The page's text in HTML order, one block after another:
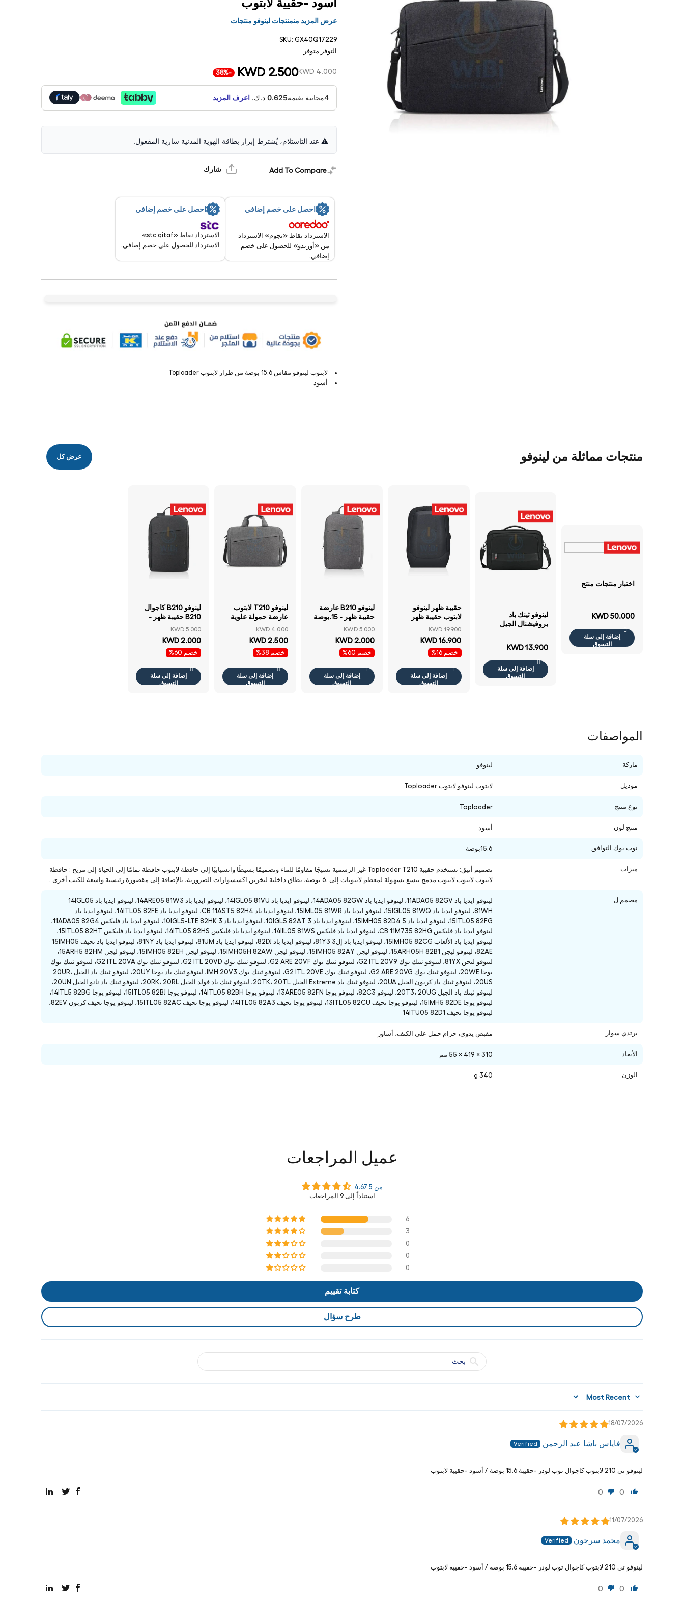
الأكثر مبيعًا بيع سريع
إكسبريس في نفس يوم توصيل
أسود -حقيية لابتوب
عرض المزيد منمنتجات لينوفو منتجات
SKU: GX40Q17229
التوفر
متوفر
KWD 4.000
KWD 2.500
-38%
4مجانية بقيمة 0.625 د.ك. اعرف المزيد
⚠️ عند التاستلام، يُشترط إبراز بطاقة الهوية المدنية سارية المفعول.
Add To Compare شارك
احصل على خصم إضافي
الاسترداد نقاط «نجوم» الاسترداد
من «أوريدو» للحصول على خصم
إضافي.
احصل على خصم إضافي
الاسترداد نقاط «stc qitaf»
الاسترداد للحصول على خصم إضافي.
لابتوب لينوفو مقاس 15.6 بوصة من طراز لابتوب Toploader
أسود
منتجات مماثلة من لينوفو عرض كل
اختبار منتجات منتج
KWD 50.000
إضافة إلى سلة
التسوق
لينوفو ثينك باد
بروفيشنال الجيل
أسود حقيبة
KWD 13.900
إضافة إلى سلة
التسوق
حقيبة ظهر لينوفو
لابتوب حقيبة ظهر
17.0بوصة أسود حقيبةKWD 19.900
KWD 16.900
خصم 16%
إضافة إلى سلة
التسوق
لينوفو B210 عارضة
حقيبة ظهر - 15.بوصة
/ رمادي - لابتوب حقيبة
KWD 5.000
KWD 2.000
خصم 60%
إضافة إلى سلة
التسوق
لينوفو T210 لابتوب
عارضة حمولة علوية
- لابتوب حقيبة
KWD 4.000
KWD 2.500
خصم 38%
إضافة إلى سلة
التسوق
لينوفو B210 كاجوال
B210 حقيبة ظهر -
15.بوصة / فحمي أسود
KWD 5.000
KWD 2.000
خصم 60%
إضافة إلى سلة
التسوق
المواصفات
ماركة لينوفو
موديل لابتوب لينوفو لابتوب Toploader
نوع منتج Toploader
منتج لون أسود
نوت بوك التوافق 15.6بوصة
ميزات
تصميم أنيق: تستخدم حقيبة Toploader T210 غير الرسمية نسيجًا مقاومًا للماء وتصميمًا بسيطًا وانسيابيًا إلى حافظة لابتوب حافظة تمامًا إلى الحياة إلى مريح : حافظة
لابتوب لابتوب لابتوب مدمج تتسع بسهولة لمعظم لابتوبات إلى .6 بوصة، نطاق داخلية لتخزين اكسسوارات الضرورية، بالإضافة إلى مقصورة رئيسية واسعة للكتب أخرى .
مصمم ل
لينوفو ايديا باد 11ADA05 82GV، لينوفو ايديا باد 14ADA05 82GW، لينوفو ايديا باد 14IGL05 81VU، لينوفو ايديا باد 14ARE05 81W3، لينوفو ايديا باد 14IGL05
81WH، لينوفو ايديا باد 15IGL05 81WQ، لينوفو ايديا باد 15IML05 81WR، لينوفو ايديا باد CB 11AST5 82H4، لينوفو ايديا باد 14ITL05 82FE، لينوفو ايديا باد
15ITL05 82FG، لينوفو ايديا باد 5 15IMH05 82D4، لينوفو ايديا باد 3 10IGL5 82AT، لينوفو ايديا باد 3 10IGL5-LTE 82HK، لينوفو ايديا باد فليكس 11ADA05 82G4،
لينوفو ايديا باد فليكس CB 11M735 82HG، لينوفو ايديا باد فليكس 14IIL05 81WS، لينوفو ايديا باد فليكس 14ITL05 82HS، لينوفو ايديا باد فليكس 15ITL05 82HT،
لينوفو ايديا باد الألعاب 15IMH05 82CG، لينوفو ايديا باد إل3 81Y3، لينوفو ايديا باد 82DJ، لينوفو ايديا باد 81UM، لينوفو ايديا باد 81NY، لينوفو ايديا باد نحيف 15IMH05
82AE، لينوفو ليجن 15ARH05H 82B1، لينوفو ليجن 15IMH05 82AY، لينوفو ليجن 15IMH05H 82AW، لينوفو ليجن 15IMH05 82EH، لينوفو ليجن 15ARH5 82HM،
لينوفو ليجن 81YX، لينوفو ثينك بوك G2 ITL 20V9، لينوفو ثينك بوك G2 ARE 20VF، لينوفو ثينك بوك G2 ITL 20VD، لينوفو ثينك بوك G2 ITL 20VA، لينوفو ثينك بوك
يوجا 20WE، لينوفو ثينك بوك G2 ARE 20VG، لينوفو ثينك بوك G2 ITL 20VE، لينوفو ثينك بوك IMH 20V3، لينوفو ثينك باد يوجا 20UY، لينوفو ثينك باد الجيل 20UR،
20US، لينوفو ثينك باد كربون الجيل 20UA، لينوفو ثينك باد Extreme الجيل 20TK، 20TL، لينوفو ثينك باد فولد الجيل 20RK، 20RL، لينوفو ثينك باد نانو الجيل 20UN،
لينوفو ثينك باد الجيل 20T3، 20UG، لينوفو 82C3، لينوفو يوجا 13ARE05 82FN، لينوفو يوجا 14ITL05 82BH، لينوفو يوجا 15ITL05 82BJ، لينوفو يوجا 14ITL5 82BG،
لينوفو يوجا 15IMH5 82DE، لينوفو يوجا نحيف 13ITL05 82CU، لينوفو يوجا نحيف 14ITL05 82A3، لينوفو يوجا نحيف 15ITL05 82AC، لينوفو يوجا نحيف كربون 82EV،
لينوفو يوجا نحيف 14ITU05 82D1
يرتدي سوار مقبض يدوي، حزام حمل على الكتف، أساور
الأبعاد 310 × 419 × 55 مم
الوزن 340 g
عميل المراجعات
4.67 من 5
استناداً إلى 9 المراجعات
6
3
0
0
0
كتابة تقييم
طرح سؤال
Sort by
18/07/2026
فاياس باشا عبد الرحمن
لينوفو تي 210 لابتوب كاجوال توب لودر -حقيبة 15.6 بوصة / أسود -حقيية لابتوب
0
0
11/07/2026
محمد سرجون
لينوفو تي 210 لابتوب كاجوال توب لودر -حقيبة 15.6 بوصة / أسود -حقيية لابتوب
0
0